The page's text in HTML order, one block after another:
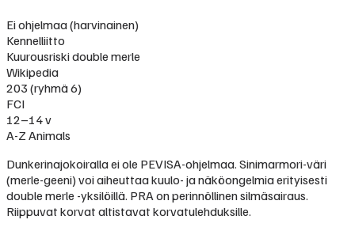
Ei ohjelmaa (harvinainen)
Kennelliitto
Kuurousriski double merle
Wikipedia
203 (ryhmä 6)
FCI
12–14 v
A-Z Animals
Dunkerinajokoiralla ei ole PEVISA-ohjelmaa. Sinimarmori-väri
(merle-geeni) voi aiheuttaa kuulo- ja näköongelmia erityisesti
double merle -yksilöillä. PRA on perinnöllinen silmäsairaus.
Riippuvat korvat altistavat korvatulehduksille.